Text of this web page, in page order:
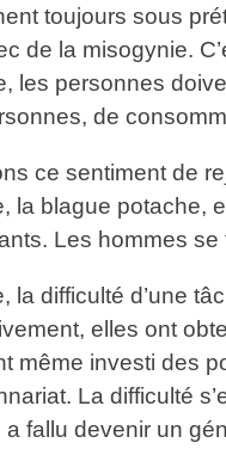
toujours sous
de la misogynie.
les personnes
de
ce sentiment de
la blague potache,
Les hommes
la difficulté d’une
elles ont
même investi des
La difficulté
a fallu devenir un